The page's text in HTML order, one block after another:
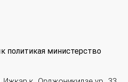
политикая министерство